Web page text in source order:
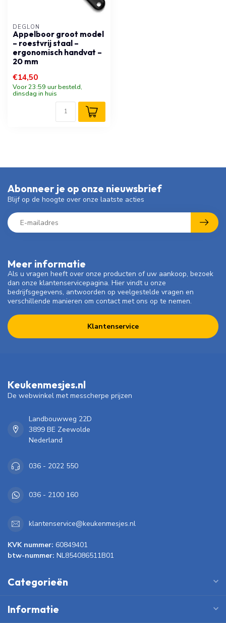
DÉGLON
Appelboor groot model
– roestvrij staal –
ergonomisch handvat –
20 mm
€14,50
Voor 23:59 uur besteld,
dinsdag in huis
Meer informatie
Als u vragen heeft over onze producten of uw aankoop, bezoek
dan onze klantenservicepagina. Hier vindt u onze
bedrijfsgegevens, antwoorden op veelgestelde vragen en
verschillende manieren om contact met ons op te nemen.
Klantenservice
Abonneer je op onze nieuwsbrief
Blijf op de hoogte over onze laatste acties
Keukenmesjes.nl
De webwinkel met messcherpe prijzen
Landbouwweg 22D
3899 BE Zeewolde
Nederland
036 - 2022 550
036 - 2100 160
klantenservice@keukenmesjes.nl
KVK nummer: 60849401
btw-nummer: NL854086511B01
Categorieën
Informatie